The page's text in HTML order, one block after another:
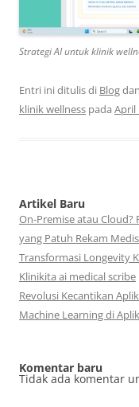
Strategi AI untuk klinik
Entri ini ditulis di Blog
klinik wellness pada April
Artikel Baru
On-Premise atau Cloud?
yang Patuh Rekam
Transformasi Longevity
Klinikita ai medical scribe
Revolusi Kecantikan
Machine Learning di
Komentar baru
Tidak ada komentar